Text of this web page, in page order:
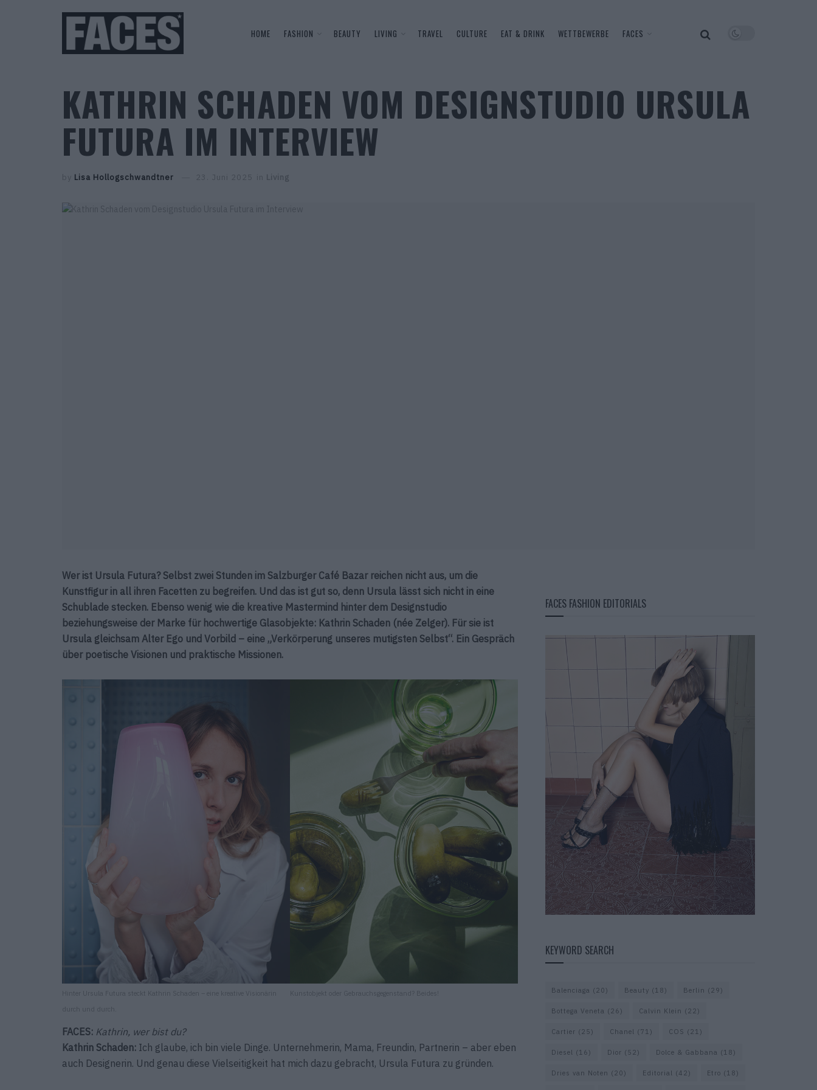
HOME FASHION BEAUTY LIVING TRAVEL CULTURE EAT & DRINK WETTBEWERBE FACES
KATHRIN SCHADEN VOM DESIGNSTUDIO URSULA
FUTURA IM INTERVIEW
by Lisa Hollogschwandtner 23. Juni 2025 in Living
Wer ist Ursula Futura? Selbst zwei Stunden im Salzburger Café Bazar reichen nicht aus, um die
Kunstfigur in all ihren Facetten zu begreifen. Und das ist gut so, denn Ursula lässt sich nicht in eine
Schublade stecken. Ebenso wenig wie die kreative Mastermind hinter dem Designstudio
beziehungsweise der Marke für hochwertige Glasobjekte: Kathrin Schaden (née Zelger). Für sie ist
Ursula gleichsam Alter Ego und Vorbild – eine „Verkörperung unseres mutigsten Selbst“. Ein Gespräch
über poetische Visionen und praktische Missionen.
Hinter Ursula Futura steckt Kathrin Schaden – eine kreative Visionärin
Kunstobjekt oder Gebrauchsgegenstand? Beides!
FACES: Kathrin, wer bist du?
Kathrin Schaden: Ich glaube, ich bin viele Dinge. Unternehmerin, Mama, Freundin, Partnerin – aber eben
auch Designerin. Und genau diese Vielseitigkeit hat mich dazu gebracht, Ursula Futura zu gründen.
FACES FASHION EDITORIALS
KEYWORD SEARCH
Balenciaga (20) Beauty (18) Berlin (29)
Bottega Veneta (26) Calvin Klein (22)
Cartier (25) Chanel (71) COS (21)
Diesel (16) Dior (52) Dolce & Gabbana (18)
Dries van Noten (20) Editorial (42) Etro (18)